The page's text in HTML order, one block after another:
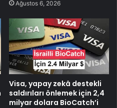
Ağustos 6, 2026
Visa, yapay zekâ destekli
saldırıları önlemek için 2,4
milyar dolara BioCatch’i